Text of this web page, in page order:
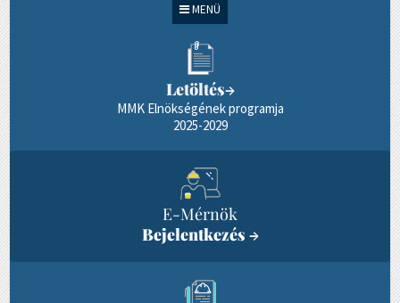
MENÜ
Letöltés→
MMK Elnökségének programja
2025-2029
E-Mérnök
Bejelentkezés →